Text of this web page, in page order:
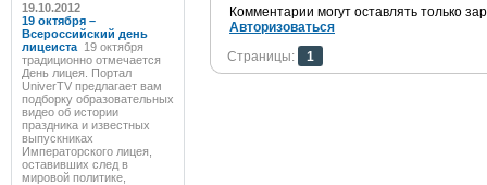
19.10.2012
19 октября –
Всероссийский день
лицеиста 19 октября
традиционно отмечается
День лицея. Портал
UniverTV предлагает вам
подборку образовательных
видео об истории
праздника и известных
выпускниках
Императорского лицея,
оставивших след в
мировой политике,
Комментарии могут оставлять только
Авторизоваться
Страницы:
1